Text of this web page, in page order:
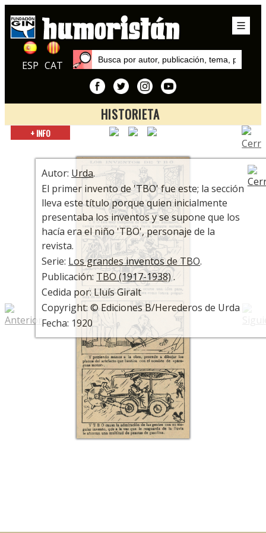
ESP CAT
HISTORIETA
Inicio
TBO: Cien años de historia
+ INFO
Autor: Urda.
El primer invento de 'TBO' fue este; la sección
lleva este título porque quien inicialmente
presentaba los inventos y se supone que los
hacía era el niño 'TBO', personaje de la
revista.
Serie: Los grandes inventos de TBO.
Publicación:TBO (1917-1938).
Cedida por: Lluís Giralt
Copyright: © Ediciones B/Herederos de Urda
Fecha: 1920